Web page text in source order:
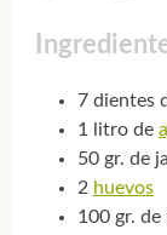
7 dientes
1 litro de
50 gr. de
2 huevos
100 gr. de